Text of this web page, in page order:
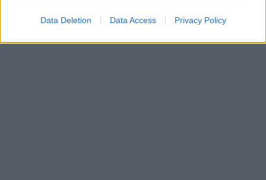
Data Deletion Data Access Privacy Policy